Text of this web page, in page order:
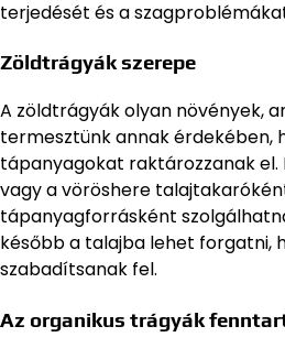
terjedését és a
Zöldtrágyák szerepe
A zöldtrágyák olyan növények,
termesztünk annak érdekében,
tápanyagokat raktározzanak el.
vagy a vöröshere
tápanyagforrásként
később a talajba lehet forgatni,
szabadítsanak fel.
Az organikus trágyák